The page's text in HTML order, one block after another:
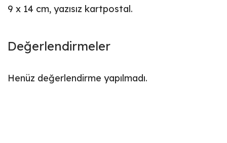
9 x 14 cm, yazısız kartpostal.
Değerlendirmeler
Henüz değerlendirme yapılmadı.